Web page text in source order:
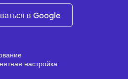
в Google
настройка